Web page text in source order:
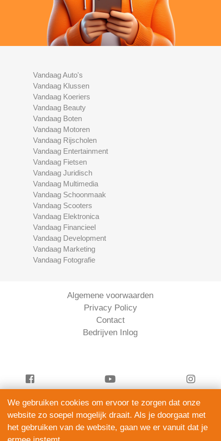
Vandaag Auto's
Vandaag Klussen
Vandaag Koeriers
Vandaag Beauty
Vandaag Boten
Vandaag Motoren
Vandaag Rijscholen
Vandaag Entertainment
Vandaag Fietsen
Vandaag Juridisch
Vandaag Multimedia
Vandaag Schoonmaak
Vandaag Scooters
Vandaag Elektronica
Vandaag Financieel
Vandaag Development
Vandaag Marketing
Vandaag Fotografie
Algemene voorwaarden
Privacy Policy
Contact
Bedrijven Inlog
Vandaag Financieel is onderdeel van
ServiceRight B.V. | KVK 90914872
We gebruiken cookies om ervoor te zorgen dat onze
website zo soepel mogelijk draait. Als je doorgaat met
het gebruiken van de website, gaan we er vanuit dat je